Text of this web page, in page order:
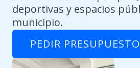
deportivas y espacios
municipio.
PEDIR